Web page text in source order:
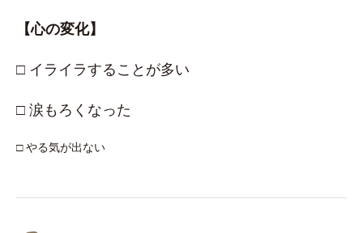
【心の変化】
□ イライラすることが多い
□ 涙もろくなった
□ やる気が出ない